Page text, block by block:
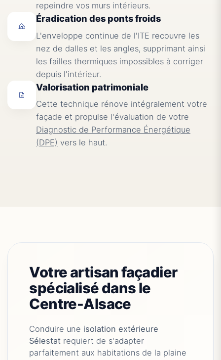
repeindre vos murs intérieurs.
Éradication des ponts froids
L'enveloppe continue de l'ITE recouvre les
nez de dalles et les angles, supprimant ainsi
les failles thermiques impossibles à corriger
depuis l'intérieur.
Valorisation patrimoniale
Cette technique rénove intégralement votre
façade et propulse l'évaluation de votre
Diagnostic de Performance Énergétique
(DPE) vers le haut.
Votre artisan façadier
spécialisé dans le
Centre-Alsace
Conduire une isolation extérieure
Sélestat requiert de s'adapter
parfaitement aux habitations de la plaine